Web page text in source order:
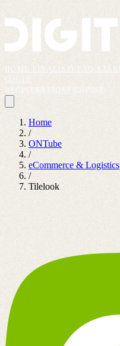
Home
/
ONTube
/
eCommerce & Logistics
/
Tilelook